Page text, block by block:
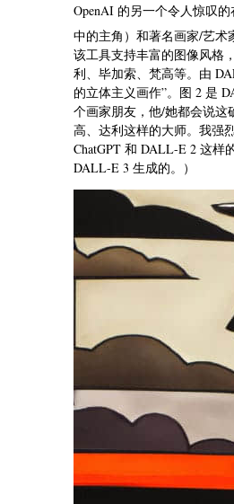
OpenAI 的另一个令人惊叹
中的主角）和著名画家/艺术
该工具支持丰富的图像风格
利、毕加索、梵高等。由
的立体主义画作”。图 2 是
个画家朋友，他/她都会说
高、达利这样的大师。我强
ChatGPT 和 DALL-E 2 这样
DALL-E 3 生成的。）